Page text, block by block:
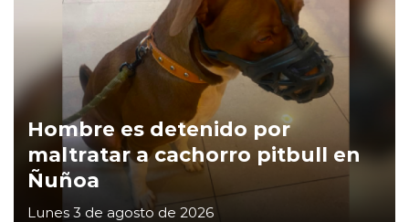
Hombre es detenido por
maltratar a cachorro pitbull en
Ñuñoa
Lunes 3 de agosto de 2026